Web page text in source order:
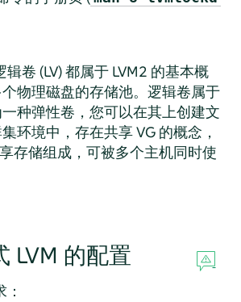
辑卷 (LV) 都属于 LVM2 的基本概
物理磁盘的存储池。逻辑卷属于
种弹性卷，您可以在其上创建文
环境中，存在共享 VG 的概念，
存储组成，可被多个主机同时使
LVM 的配置